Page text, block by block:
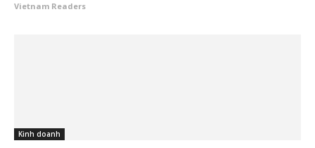
Vietnam Readers
Kinh doanh